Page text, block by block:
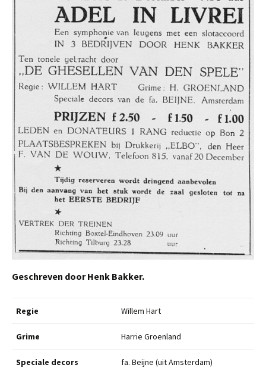
Geschreven door Henk Bakker.
Regie Willem Hart
Grime Harrie Groenland
Speciale decors fa. Beijne (uit Amsterdam)